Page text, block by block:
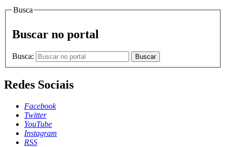
Busca
Buscar no portal
Busca: Buscar
Redes Sociais
Facebook
Twitter
YouTube
Instagram
RSS